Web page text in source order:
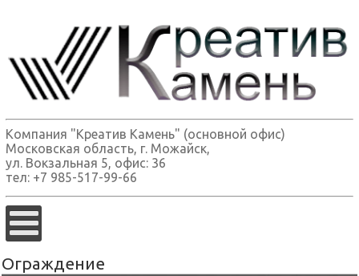
Компания "Креатив Камень" (основной офис)
Московская область, г. Можайск,
ул. Вокзальная 5, офис: 36
тел: +7 985-517-99-66
Ограждение